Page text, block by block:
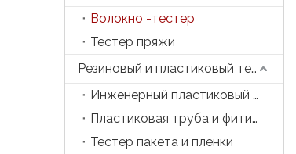
Волокно -тестер
Тестер пряжи
Резиновый и пластиковый тестер
Инженерный пластиковый тестер
Пластиковая труба и фитинга тестер
Тестер пакета и пленки